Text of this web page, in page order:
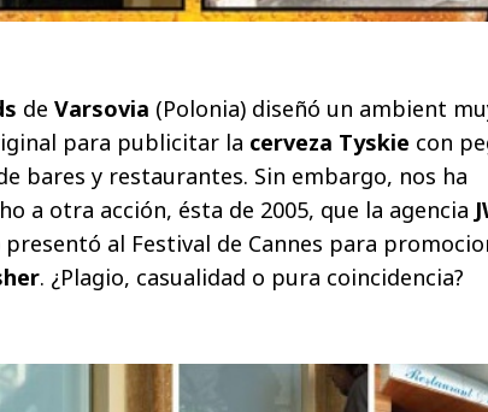
de Varsovia (Polonia) diseñó un ambient
para publicitar la cerveza Tyskie con
bares y restaurantes. Sin embargo, nos ha
a otra acción, ésta de 2005, que la agencia
presentó al Festival de Cannes para
. ¿Plagio, casualidad o pura coincidencia?